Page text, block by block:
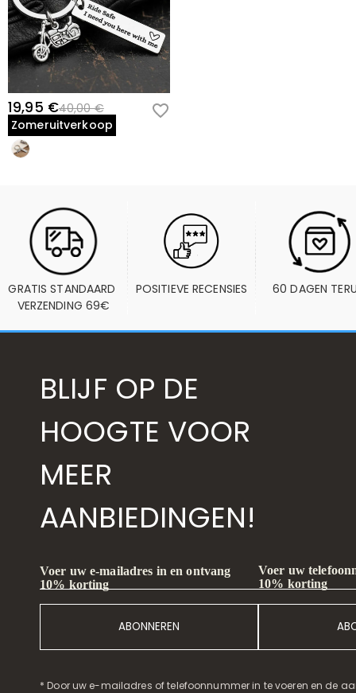
19,95 €40,00 €
Zomeruitverkoop
GRATIS STANDAARD
VERZENDING 69€
POSITIEVE RECENSIES 60 DAGEN
BLIJF OP DE
HOOGTE VOOR
MEER
AANBIEDINGEN!
Voer uw e-mailadres in en ontvang
10% korting
ABONNEREN
Voer uw
10% korting
* Door uw e-mailadres of telefoonnummer in te voeren en de